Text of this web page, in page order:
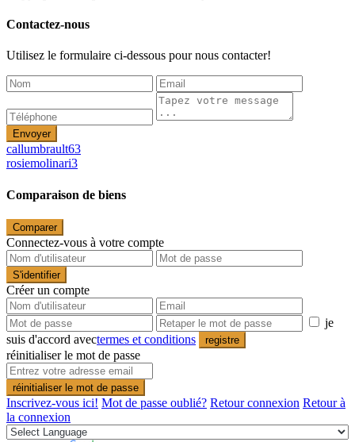
Contactez-nous
Utilisez le formulaire ci-dessous pour nous contacter!
Envoyer
callumbrault63
rosiemolinari3
Comparaison de biens
Comparer
Connectez-vous à votre compte
S'identifier
Créer un compte
je
suis d'accord avectermes et conditions registre
réinitialiser le mot de passe
réinitialiser le mot de passe
Inscrivez-vous ici! Mot de passe oublié? Retour connexion Retour à
la connexion